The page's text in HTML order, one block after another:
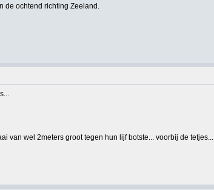
de ochtend richting Zeeland.
van wel 2meters groot tegen hun lijf botste... voorbij de tetjes...